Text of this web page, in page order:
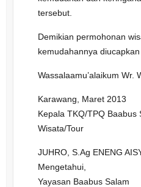
tersebut.
Demikian permohonan
kemudahannya
Wassalaamu’alaikum Wr.
Karawang, Maret 2013
Kepala TKQ/TPQ Baabus
Wisata/Tour
JUHRO, S.Ag ENENG
Mengetahui,
Yayasan Baabus Salam